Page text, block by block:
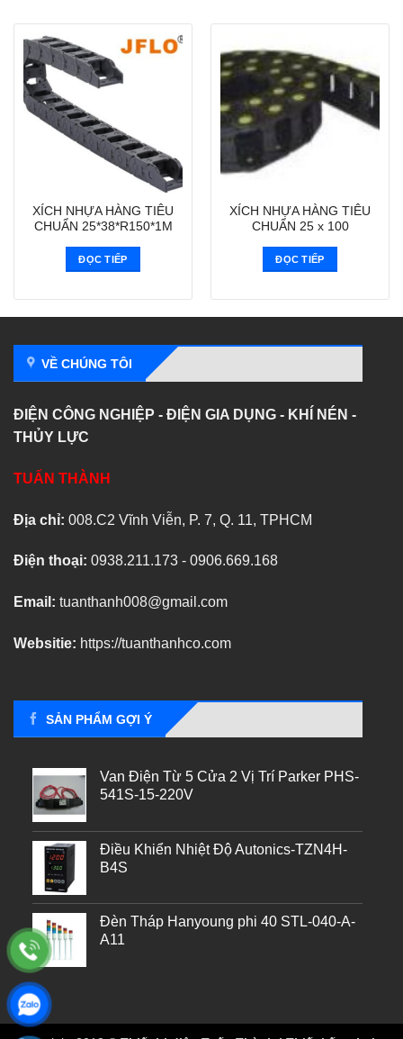
XÍCH NHỰA HÀNG TIÊU
CHUẨN 25*38*R150*1M
ĐỌC TIẾP
XÍCH NHỰA HÀNG TIÊU
CHUẨN 25 x 100
ĐỌC TIẾP
VỀ CHÚNG TÔI
ĐIỆN CÔNG NGHIỆP - ĐIỆN GIA DỤNG - KHÍ NÉN -
THỦY LỰC
TUẤN THÀNH
Địa chỉ: 008.C2 Vĩnh Viễn, P. 7, Q. 11, TPHCM
Điện thoại: 0938.211.173 - 0906.669.168
Email: tuanthanh008@gmail.com
Websitie: https://tuanthanhco.com
SẢN PHẨM GỢI Ý
Van Điện Từ 5 Cửa 2 Vị Trí Parker PHS-
541S-15-220V
Điều Khiển Nhiệt Độ Autonics-TZN4H-
B4S
Đèn Tháp Hanyoung phi 40 STL-040-A-
A11